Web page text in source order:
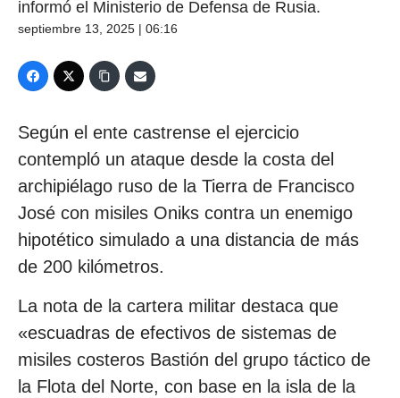
informó el Ministerio de Defensa de Rusia.
septiembre 13, 2025 | 06:16
Según el ente castrense el ejercicio
contempló un ataque desde la costa del
archipiélago ruso de la Tierra de Francisco
José con misiles Oniks contra un enemigo
hipotético simulado a una distancia de más
de 200 kilómetros.
La nota de la cartera militar destaca que
«escuadras de efectivos de sistemas de
misiles costeros Bastión del grupo táctico de
la Flota del Norte, con base en la isla de la